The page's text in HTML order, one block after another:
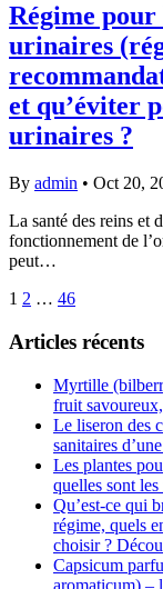
Régime pour
urinaires
et qu’éviter
urinaires ?
By admin • Oct 20,
La santé des reins et
fonctionnement de
peut…
1 2 … 46
Articles récents
Myrtille
fruit
Le liseron des
sanitaires
Les plantes
quelles sont
Qu’est-ce qui
régime, quels
choisir ?
Capsicum
aromaticum) –